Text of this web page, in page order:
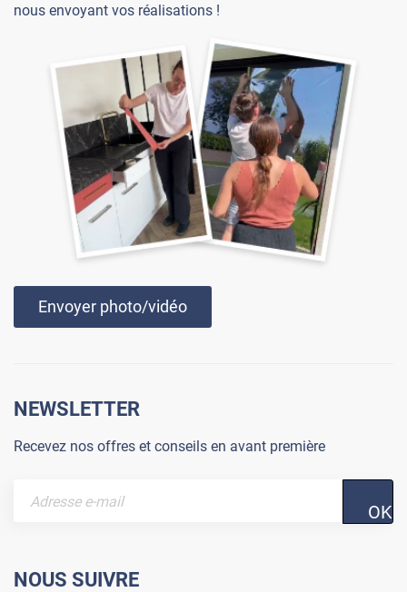
nous envoyant vos réalisations !
Envoyer photo/vidéo
NEWSLETTER
Recevez nos offres et conseils en avant première
OK
NOUS SUIVRE